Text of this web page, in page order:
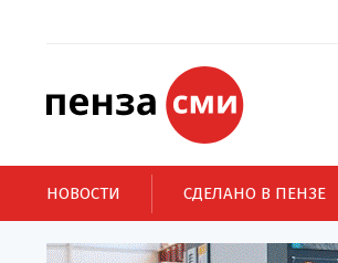
НОВОСТИ СДЕЛАНО В ПЕНЗЕ